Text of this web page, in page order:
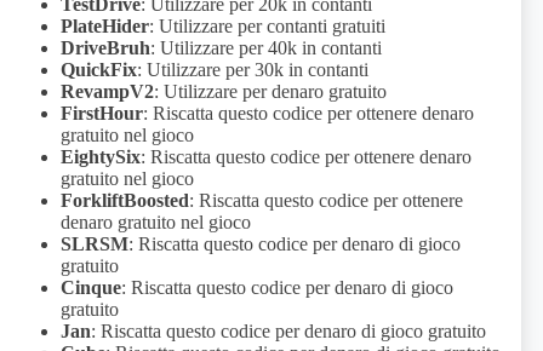
TestDrive: Utilizzare per 20k in contanti
PlateHider: Utilizzare per contanti gratuiti
DriveBruh: Utilizzare per 40k in contanti
QuickFix: Utilizzare per 30k in contanti
RevampV2: Utilizzare per denaro gratuito
FirstHour: Riscatta questo codice per ottenere denaro
gratuito nel gioco
EightySix: Riscatta questo codice per ottenere denaro
gratuito nel gioco
ForkliftBoosted: Riscatta questo codice per ottenere
denaro gratuito nel gioco
SLRSM: Riscatta questo codice per denaro di gioco
gratuito
Cinque: Riscatta questo codice per denaro di gioco
gratuito
Jan: Riscatta questo codice per denaro di gioco gratuito